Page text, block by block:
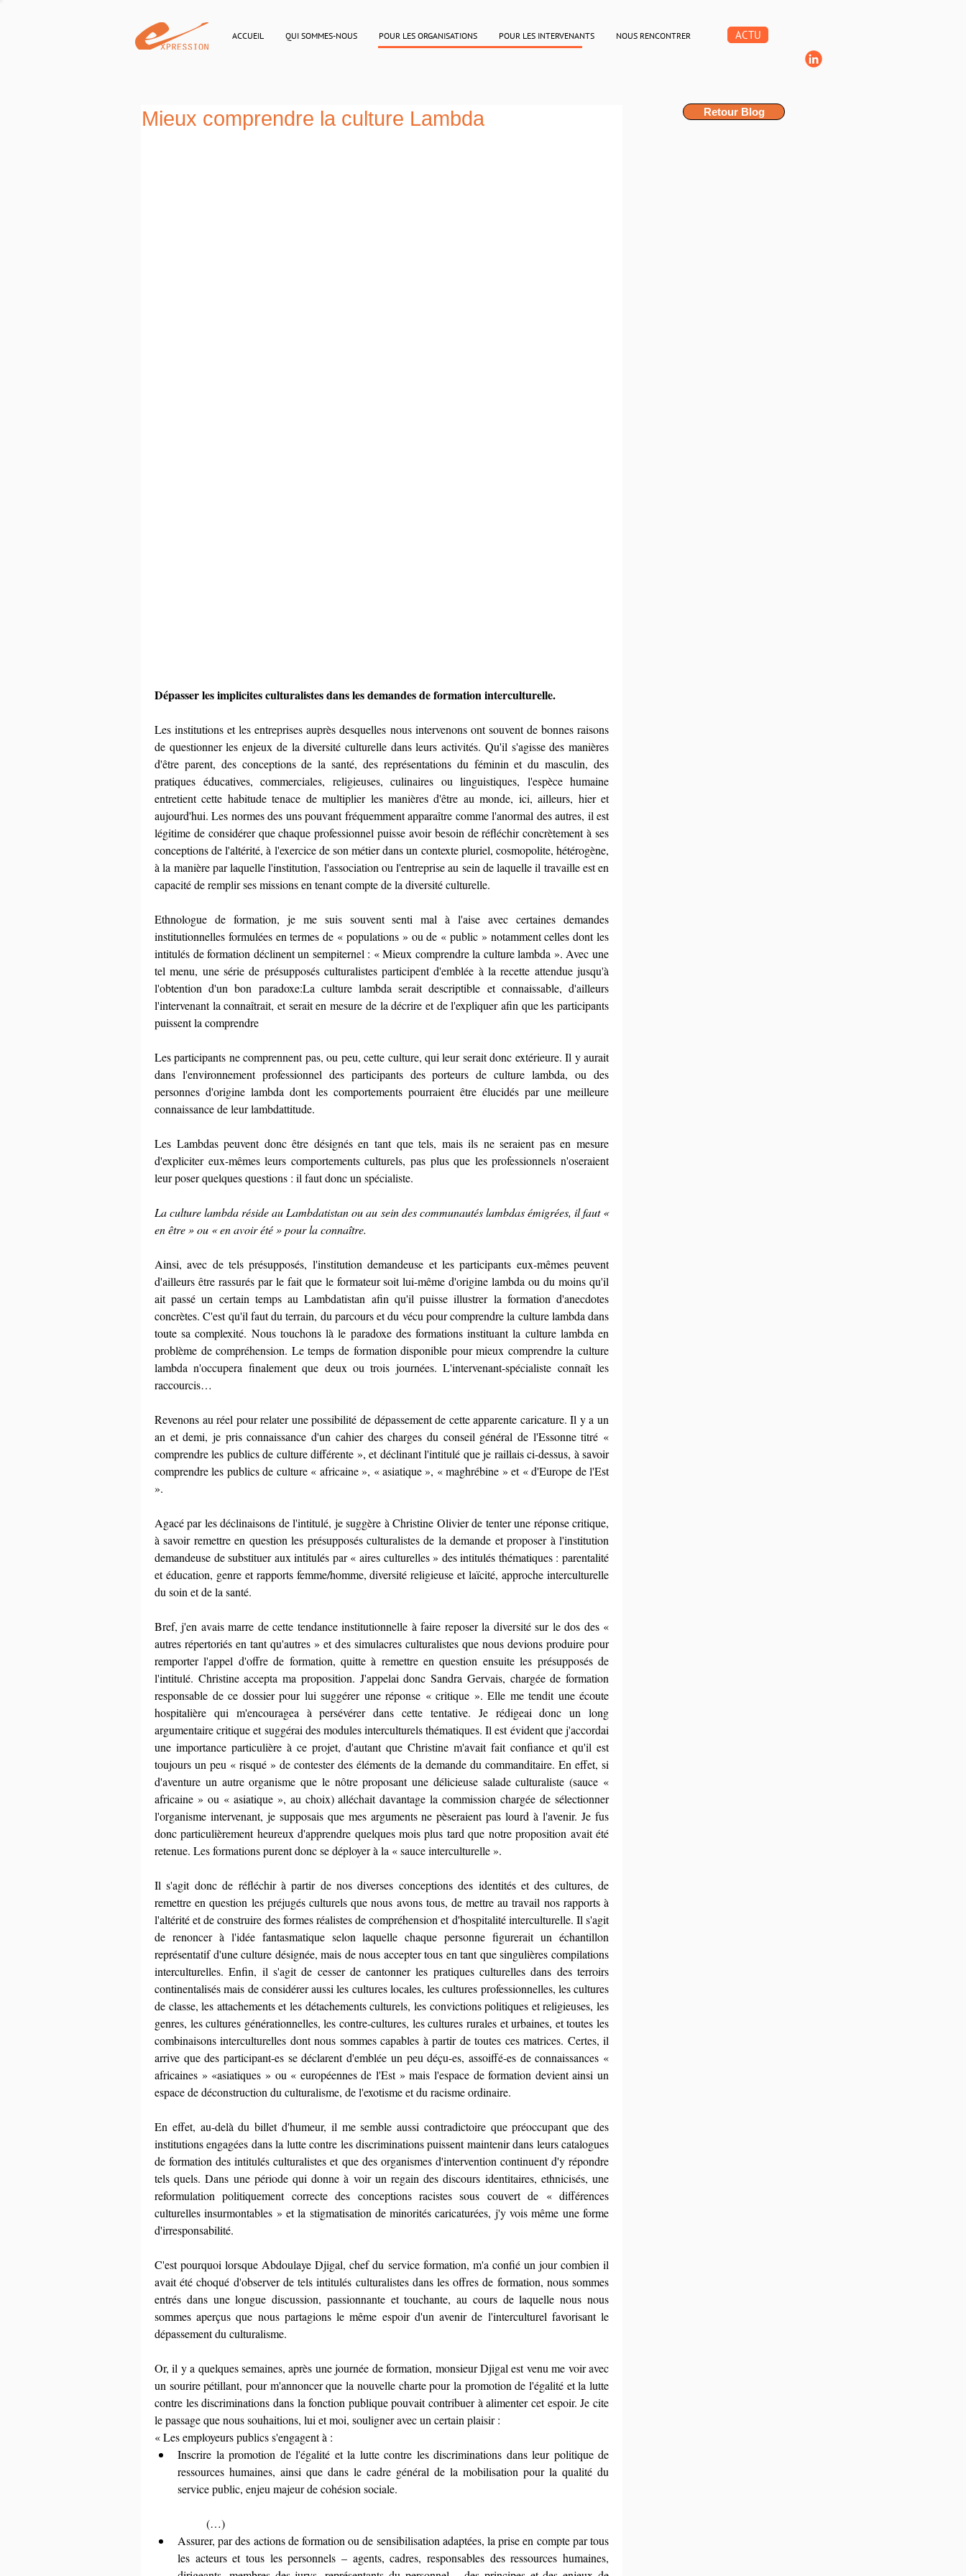
ACCUEIL QUI SOMMES-NOUS POUR LES ORGANISATIONS POUR LES INTERVENANTS NOUS RENCONTRER ACTU
Mieux comprendre la culture Lambda
Dépasser les implicites culturalistes dans les demandes de formation interculturelle.
Les institutions et les entreprises auprès desquelles nous intervenons ont souvent de bonnes raisons
de questionner les enjeux de la diversité culturelle dans leurs activités. Qu'il s'agisse des manières
d'être parent, des conceptions de la santé, des représentations du féminin et du masculin, des
pratiques éducatives, commerciales, religieuses, culinaires ou linguistiques, l'espèce humaine
entretient cette habitude tenace de multiplier les manières d'être au monde, ici, ailleurs, hier et
aujourd'hui. Les normes des uns pouvant fréquemment apparaître comme l'anormal des autres, il est
légitime de considérer que chaque professionnel puisse avoir besoin de réfléchir concrètement à ses
conceptions de l'altérité, à l'exercice de son métier dans un contexte pluriel, cosmopolite, hétérogène,
à la manière par laquelle l'institution, l'association ou l'entreprise au sein de laquelle il travaille est en
capacité de remplir ses missions en tenant compte de la diversité culturelle.
Ethnologue de formation, je me suis souvent senti mal à l'aise avec certaines demandes
institutionnelles formulées en termes de « populations » ou de « public » notamment celles dont les
intitulés de formation déclinent un sempiternel : « Mieux comprendre la culture lambda ». Avec une
tel menu, une série de présupposés culturalistes participent d'emblée à la recette attendue jusqu'à
l'obtention d'un bon paradoxe:La culture lambda serait descriptible et connaissable, d'ailleurs
l'intervenant la connaîtrait, et serait en mesure de la décrire et de l'expliquer afin que les participants
puissent la comprendre
Les participants ne comprennent pas, ou peu, cette culture, qui leur serait donc extérieure. Il y aurait
dans l'environnement professionnel des participants des porteurs de culture lambda, ou des
personnes d'origine lambda dont les comportements pourraient être élucidés par une meilleure
connaissance de leur lambdattitude.
Les Lambdas peuvent donc être désignés en tant que tels, mais ils ne seraient pas en mesure
d'expliciter eux-mêmes leurs comportements culturels, pas plus que les professionnels n'oseraient
leur poser quelques questions : il faut donc un spécialiste.
La culture lambda réside au Lambdatistan ou au sein des communautés lambdas émigrées, il faut «
en être » ou « en avoir été » pour la connaître.
Ainsi, avec de tels présupposés, l'institution demandeuse et les participants eux-mêmes peuvent
d'ailleurs être rassurés par le fait que le formateur soit lui-même d'origine lambda ou du moins qu'il
ait passé un certain temps au Lambdatistan afin qu'il puisse illustrer la formation d'anecdotes
concrètes. C'est qu'il faut du terrain, du parcours et du vécu pour comprendre la culture lambda dans
toute sa complexité. Nous touchons là le paradoxe des formations instituant la culture lambda en
problème de compréhension. Le temps de formation disponible pour mieux comprendre la culture
lambda n'occupera finalement que deux ou trois journées. L'intervenant-spécialiste connaît les
raccourcis…
Revenons au réel pour relater une possibilité de dépassement de cette apparente caricature. Il y a un
an et demi, je pris connaissance d'un cahier des charges du conseil général de l'Essonne titré «
comprendre les publics de culture différente », et déclinant l'intitulé que je raillais ci-dessus, à savoir
comprendre les publics de culture « africaine », « asiatique », « maghrébine » et « d'Europe de l'Est
».
Agacé par les déclinaisons de l'intitulé, je suggère à Christine Olivier de tenter une réponse critique,
à savoir remettre en question les présupposés culturalistes de la demande et proposer à l'institution
demandeuse de substituer aux intitulés par « aires culturelles » des intitulés thématiques : parentalité
et éducation, genre et rapports femme/homme, diversité religieuse et laïcité, approche interculturelle
du soin et de la santé.
Bref, j'en avais marre de cette tendance institutionnelle à faire reposer la diversité sur le dos des «
autres répertoriés en tant qu'autres » et des simulacres culturalistes que nous devions produire pour
remporter l'appel d'offre de formation, quitte à remettre en question ensuite les présupposés de
l'intitulé. Christine accepta ma proposition. J'appelai donc Sandra Gervais, chargée de formation
responsable de ce dossier pour lui suggérer une réponse « critique ». Elle me tendit une écoute
hospitalière qui m'encouragea à persévérer dans cette tentative. Je rédigeai donc un long
argumentaire critique et suggérai des modules interculturels thématiques. Il est évident que j'accordai
une importance particulière à ce projet, d'autant que Christine m'avait fait confiance et qu'il est
toujours un peu « risqué » de contester des éléments de la demande du commanditaire. En effet, si
d'aventure un autre organisme que le nôtre proposant une délicieuse salade culturaliste (sauce «
africaine » ou « asiatique », au choix) alléchait davantage la commission chargée de sélectionner
l'organisme intervenant, je supposais que mes arguments ne pèseraient pas lourd à l'avenir. Je fus
donc particulièrement heureux d'apprendre quelques mois plus tard que notre proposition avait été
retenue. Les formations purent donc se déployer à la « sauce interculturelle ».
Il s'agit donc de réfléchir à partir de nos diverses conceptions des identités et des cultures, de
remettre en question les préjugés culturels que nous avons tous, de mettre au travail nos rapports à
l'altérité et de construire des formes réalistes de compréhension et d'hospitalité interculturelle. Il s'agit
de renoncer à l'idée fantasmatique selon laquelle chaque personne figurerait un échantillon
représentatif d'une culture désignée, mais de nous accepter tous en tant que singulières compilations
interculturelles. Enfin, il s'agit de cesser de cantonner les pratiques culturelles dans des terroirs
continentalisés mais de considérer aussi les cultures locales, les cultures professionnelles, les cultures
de classe, les attachements et les détachements culturels, les convictions politiques et religieuses, les
genres, les cultures générationnelles, les contre-cultures, les cultures rurales et urbaines, et toutes les
combinaisons interculturelles dont nous sommes capables à partir de toutes ces matrices. Certes, il
arrive que des participant-es se déclarent d'emblée un peu déçu-es, assoiffé-es de connaissances «
africaines » «asiatiques » ou « européennes de l'Est » mais l'espace de formation devient ainsi un
espace de déconstruction du culturalisme, de l'exotisme et du racisme ordinaire.
En effet, au-delà du billet d'humeur, il me semble aussi contradictoire que préoccupant que des
institutions engagées dans la lutte contre les discriminations puissent maintenir dans leurs catalogues
de formation des intitulés culturalistes et que des organismes d'intervention continuent d'y répondre
tels quels. Dans une période qui donne à voir un regain des discours identitaires, ethnicisés, une
reformulation politiquement correcte des conceptions racistes sous couvert de « différences
culturelles insurmontables » et la stigmatisation de minorités caricaturées, j'y vois même une forme
d'irresponsabilité.
C'est pourquoi lorsque Abdoulaye Djigal, chef du service formation, m'a confié un jour combien il
avait été choqué d'observer de tels intitulés culturalistes dans les offres de formation, nous sommes
entrés dans une longue discussion, passionnante et touchante, au cours de laquelle nous nous
sommes aperçus que nous partagions le même espoir d'un avenir de l'interculturel favorisant le
dépassement du culturalisme.
Or, il y a quelques semaines, après une journée de formation, monsieur Djigal est venu me voir avec
un sourire pétillant, pour m'annoncer que la nouvelle charte pour la promotion de l'égalité et la lutte
contre les discriminations dans la fonction publique pouvait contribuer à alimenter cet espoir. Je cite
le passage que nous souhaitions, lui et moi, souligner avec un certain plaisir :
« Les employeurs publics s'engagent à :
Inscrire la promotion de l'égalité et la lutte contre les discriminations dans leur politique de
ressources humaines, ainsi que dans le cadre général de la mobilisation pour la qualité du
service public, enjeu majeur de cohésion sociale.
	(…)
Assurer, par des actions de formation ou de sensibilisation adaptées, la prise en compte par tous
les acteurs et tous les personnels – agents, cadres, responsables des ressources humaines,
Retour Blog